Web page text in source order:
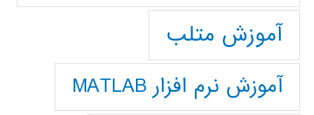
آموزش متلب
آموزش نرم افزار MATLAB